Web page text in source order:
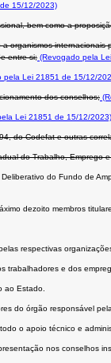
15/12/2023)
bem como a
organismos
entre si; (Revogado pela
pela Lei 21851 de 15/12/
dos conselhos;
Lei 21851 de 15/12/2023)
do Codefat e outras
do Trabalho, Emprego
do Fundo de
dezoito membros
respectivas
e dos
ao Estado.
do órgão responsável
o apoio técnico e
nos conselhos